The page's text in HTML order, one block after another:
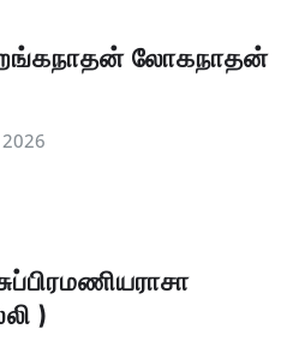
லோகநாதன்
)